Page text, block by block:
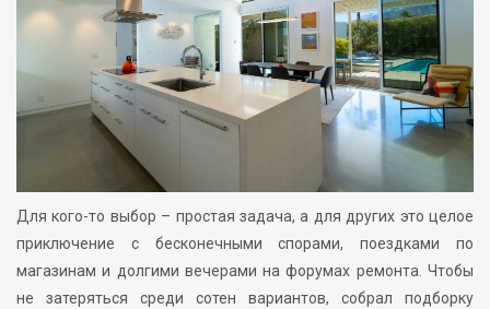
Для кого-то выбор – простая задача, а для других это целое
приключение с бесконечными спорами, поездками по
магазинам и долгими вечерами на форумах ремонта. Чтобы
не затеряться среди сотен вариантов, собрал подборку